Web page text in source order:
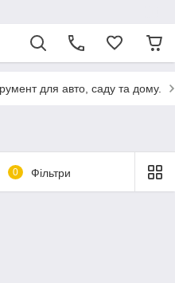
для авто, саду та дому.
0 Фільтри